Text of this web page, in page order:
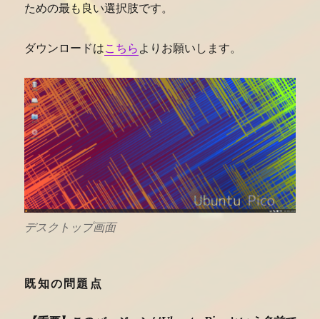
ための最も良い選択肢です。
ダウンロードはこちら よりお願いします。
デスクトップ画面
既知の問題点